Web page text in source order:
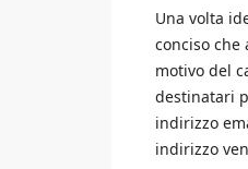
Una volta
conciso che
motivo del
destinatari
indirizzo
indirizzo